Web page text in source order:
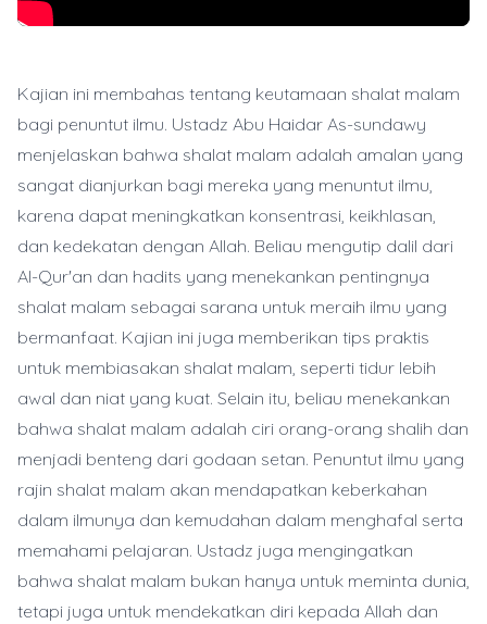
Kajian ini membahas tentang keutamaan shalat malam
bagi penuntut ilmu. Ustadz Abu Haidar As-sundawy
menjelaskan bahwa shalat malam adalah amalan yang
sangat dianjurkan bagi mereka yang menuntut ilmu,
karena dapat meningkatkan konsentrasi, keikhlasan,
dan kedekatan dengan Allah. Beliau mengutip dalil dari
Al-Qur'an dan hadits yang menekankan pentingnya
shalat malam sebagai sarana untuk meraih ilmu yang
bermanfaat. Kajian ini juga memberikan tips praktis
untuk membiasakan shalat malam, seperti tidur lebih
awal dan niat yang kuat. Selain itu, beliau menekankan
bahwa shalat malam adalah ciri orang-orang shalih dan
menjadi benteng dari godaan setan. Penuntut ilmu yang
rajin shalat malam akan mendapatkan keberkahan
dalam ilmunya dan kemudahan dalam menghafal serta
memahami pelajaran. Ustadz juga mengingatkan
bahwa shalat malam bukan hanya untuk meminta dunia,
tetapi juga untuk mendekatkan diri kepada Allah dan